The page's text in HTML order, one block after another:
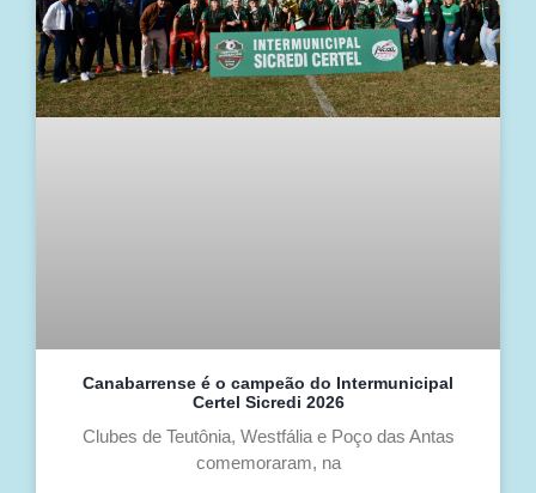
Canabarrense é o campeão do Intermunicipal
Certel Sicredi 2026
Clubes de Teutônia, Westfália e Poço das Antas
comemoraram, na